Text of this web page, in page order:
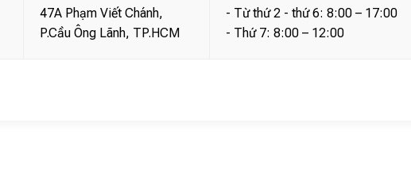
47A Phạm Viết Chánh,
P.Cầu Ông Lãnh, TP.HCM
- Từ thứ 2 - thứ 6: 8:00 – 17:00
- Thứ 7: 8:00 – 12:00